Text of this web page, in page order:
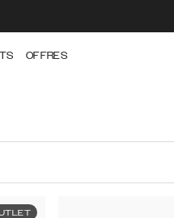
OFFRES